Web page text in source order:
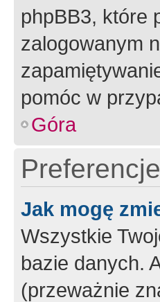
phpBB3, które
zalogowanym
pomóc w
Góra
Jak mogę
Wszystkie
bazie danych.
(przeważnie